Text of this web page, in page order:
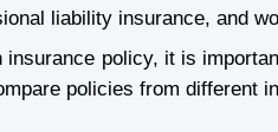
liability insurance, and
insurance policy, it is
policies from different